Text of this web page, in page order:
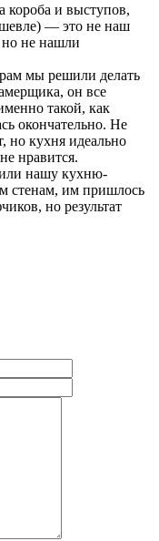
короба и выступов,
— это не наш
не нашли
мы решили делать
он все
такой, как
окончательно. Не
но кухня идеально
нравится.
нашу кухню-
стенам, им пришлось
но результат